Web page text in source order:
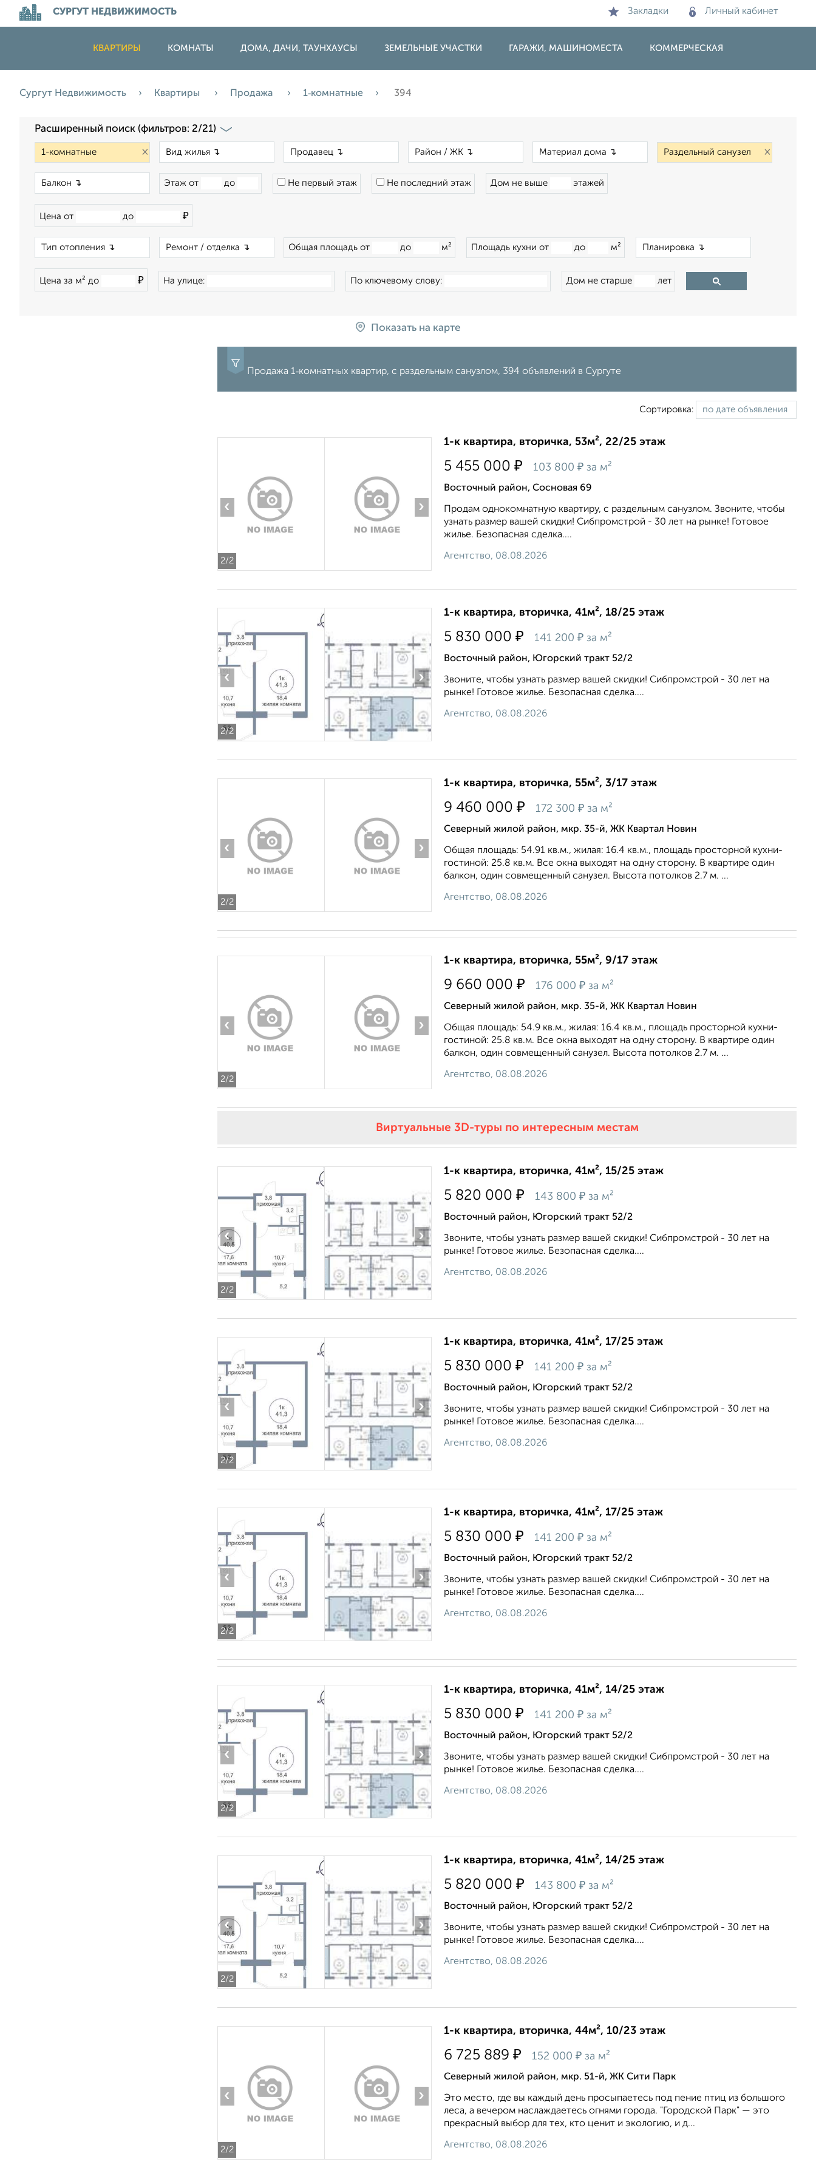
СУРГУТ НЕДВИЖИМОСТЬ Закладки Личный кабинет
КВАРТИРЫ КОМНАТЫ ДОМА, ДАЧИ, ТАУНХАУСЫ ЗЕМЕЛЬНЫЕ УЧАСТКИ ГАРАЖИ, МАШИНОМЕСТА КОММЕРЧЕСКАЯ
Сургут Недвижимость Квартиры Продажа 1‑комнатные 394
Расширенный поиск (фильтров: 2/21)
× ×
Этаж от до Не первый этаж Не последний этаж Дом не выше этажей
Цена от до ₽
Общая площадь от до м² Площадь кухни от до м²
Цена за м² до ₽ На улице: По ключевому слову: Дом не старше лет
Показать на карте
Продажа 1‑комнатных квартир, с раздельным санузлом, 394 объявлений в Сургуте
Сортировка:
2/2
‹ ›
1-к квартира, вторичка, 53м², 22/25 этаж
5 455 000 ₽ 103 800 ₽ за м²
Восточный район, Сосновая 69
Продам однокомнатную квартиру, с раздельным санузлом. Звоните, чтобы
узнать размер вашей скидки! Сибпромстрой - 30 лет на рынке! Готовое
жилье. Безопасная сделка....
Агентство, 08.08.2026
2/2
‹ ›
1-к квартира, вторичка, 41м², 18/25 этаж
5 830 000 ₽ 141 200 ₽ за м²
Восточный район, Югорский тракт 52/2
Звоните, чтобы узнать размер вашей скидки! Сибпромстрой - 30 лет на
рынке! Готовое жилье. Безопасная сделка....
Агентство, 08.08.2026
2/2
‹ ›
1-к квартира, вторичка, 55м², 3/17 этаж
9 460 000 ₽ 172 300 ₽ за м²
Северный жилой район, мкр. 35-й, ЖК Квартал Новин
Общая площадь: 54.91 кв.м., жилая: 16.4 кв.м., площадь просторной кухни-
гостиной: 25.8 кв.м. Все окна выходят на одну сторону. В квартире один
балкон, один совмещенный санузел. Высота потолков 2.7 м. ...
Агентство, 08.08.2026
2/2
‹ ›
1-к квартира, вторичка, 55м², 9/17 этаж
9 660 000 ₽ 176 000 ₽ за м²
Северный жилой район, мкр. 35-й, ЖК Квартал Новин
Общая площадь: 54.9 кв.м., жилая: 16.4 кв.м., площадь просторной кухни-
гостиной: 25.8 кв.м. Все окна выходят на одну сторону. В квартире один
балкон, один совмещенный санузел. Высота потолков 2.7 м. ...
Агентство, 08.08.2026
Виртуальные 3D-туры по интересным местам
2/2
‹ ›
1-к квартира, вторичка, 41м², 15/25 этаж
5 820 000 ₽ 143 800 ₽ за м²
Восточный район, Югорский тракт 52/2
Звоните, чтобы узнать размер вашей скидки! Сибпромстрой - 30 лет на
рынке! Готовое жилье. Безопасная сделка....
Агентство, 08.08.2026
2/2
‹ ›
1-к квартира, вторичка, 41м², 17/25 этаж
5 830 000 ₽ 141 200 ₽ за м²
Восточный район, Югорский тракт 52/2
Звоните, чтобы узнать размер вашей скидки! Сибпромстрой - 30 лет на
рынке! Готовое жилье. Безопасная сделка....
Агентство, 08.08.2026
2/2
‹ ›
1-к квартира, вторичка, 41м², 17/25 этаж
5 830 000 ₽ 141 200 ₽ за м²
Восточный район, Югорский тракт 52/2
Звоните, чтобы узнать размер вашей скидки! Сибпромстрой - 30 лет на
рынке! Готовое жилье. Безопасная сделка....
Агентство, 08.08.2026
2/2
‹ ›
1-к квартира, вторичка, 41м², 14/25 этаж
5 830 000 ₽ 141 200 ₽ за м²
Восточный район, Югорский тракт 52/2
Звоните, чтобы узнать размер вашей скидки! Сибпромстрой - 30 лет на
рынке! Готовое жилье. Безопасная сделка....
Агентство, 08.08.2026
2/2
‹ ›
1-к квартира, вторичка, 41м², 14/25 этаж
5 820 000 ₽ 143 800 ₽ за м²
Восточный район, Югорский тракт 52/2
Звоните, чтобы узнать размер вашей скидки! Сибпромстрой - 30 лет на
рынке! Готовое жилье. Безопасная сделка....
Агентство, 08.08.2026
2/2
‹ ›
1-к квартира, вторичка, 44м², 10/23 этаж
6 725 889 ₽ 152 000 ₽ за м²
Северный жилой район, мкр. 51-й, ЖК Сити Парк
Это место, где вы каждый день просыпаетесь под пение птиц из большого
леса, а вечером наслаждаетесь огнями города. "Городской Парк" — это
прекрасный выбор для тех, кто ценит и экологию, и д...
Агентство, 08.08.2026